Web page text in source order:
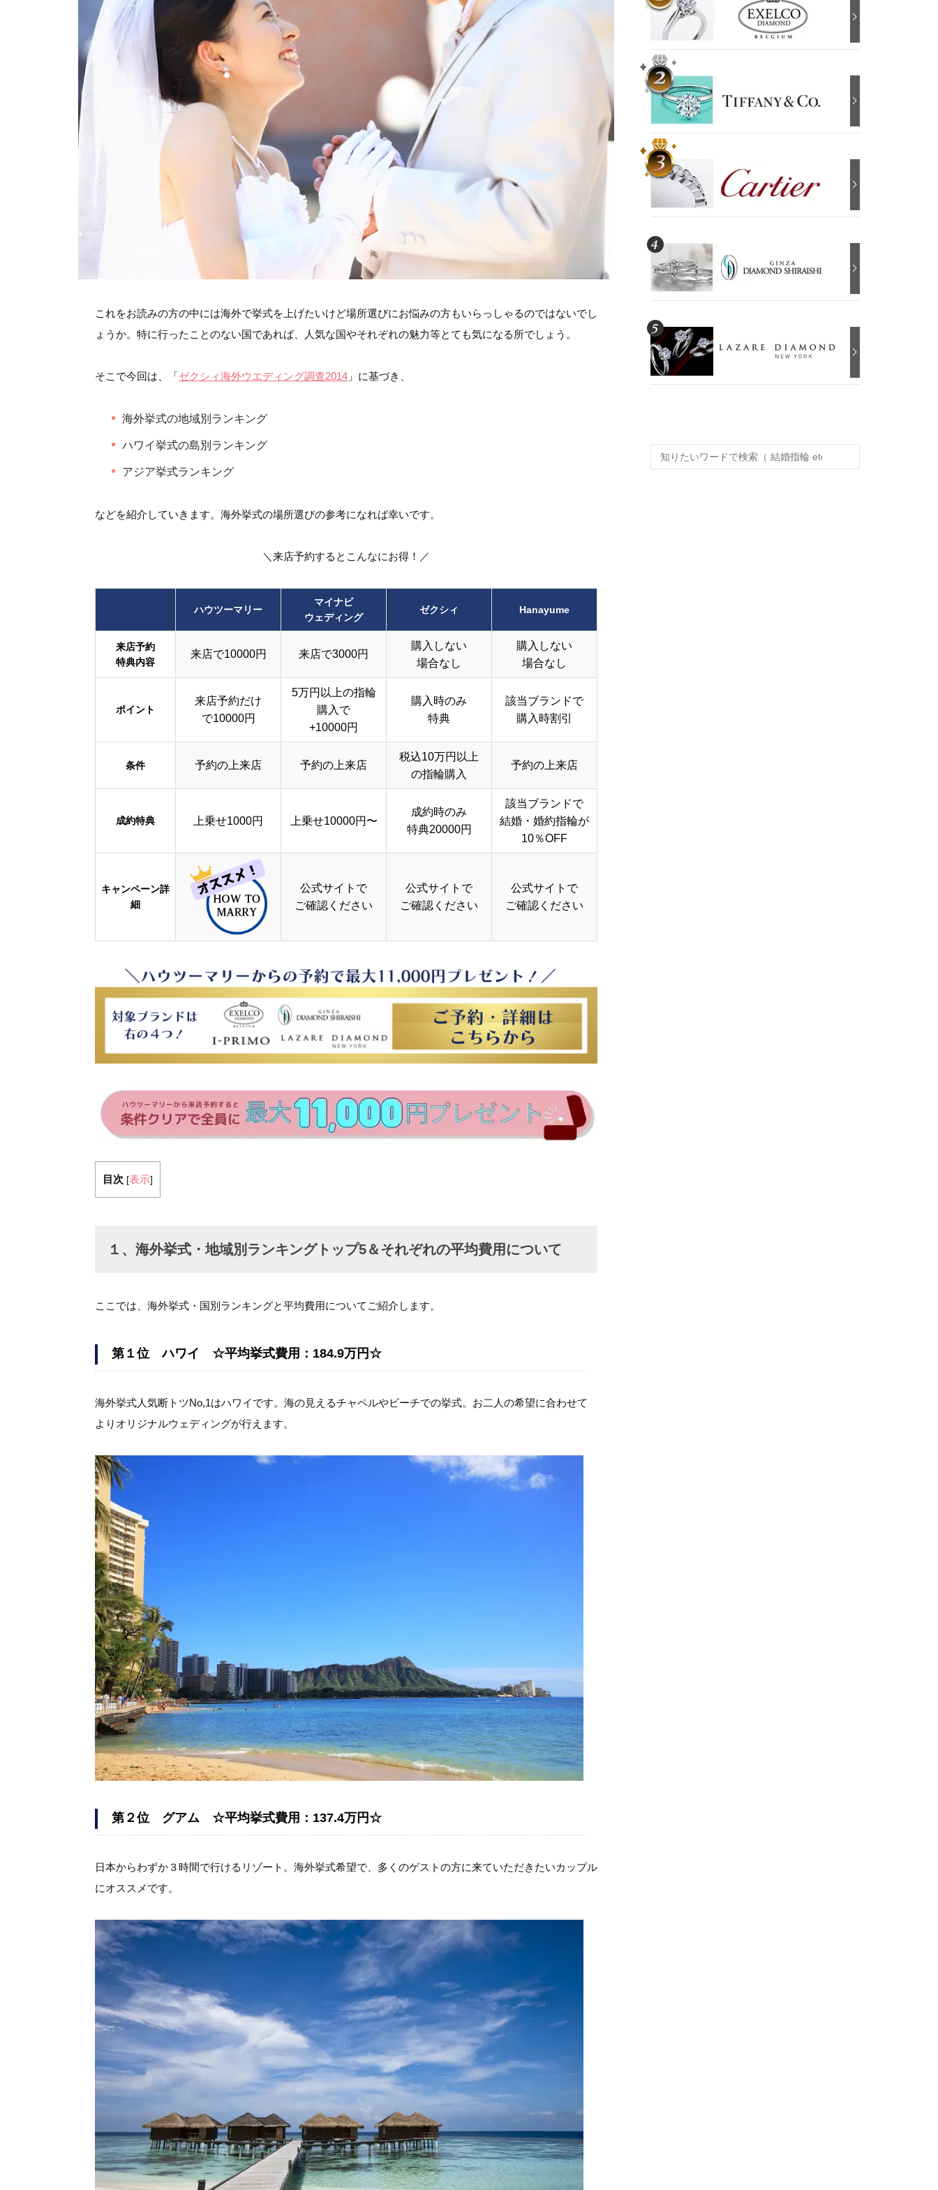
これをお読みの方の中には海外で挙式を上げたいけど場所選びにお悩みの方もいらっしゃるのではないでし
ょうか。特に行ったことのない国であれば、人気な国やそれぞれの魅力等とても気になる所でしょう。
そこで今回は、「ゼクシィ海外ウエディング調査2014 」に基づき、
海外挙式の地域別ランキング
ハワイ挙式の島別ランキング
アジア挙式ランキング
などを紹介していきます。海外挙式の場所選びの参考になれば幸いです。
＼来店予約するとこんなにお得！／
ハウツーマリー
マイナビ
ウェディング
ゼクシィ Hanayume
来店予約
特典内容
来店で10000円 来店で3000円
購入しない
場合なし
購入しない
場合なし
ポイント
来店予約だけ
で10000円
5万円以上の指輪
購入で
+10000円
購入時のみ
特典
該当ブランドで
購入時割引
条件 予約の上来店 予約の上来店
税込10万円以上
の指輪購入
予約の上来店
成約特典 上乗せ1000円 上乗せ10000円〜
成約時のみ
特典20000円
該当ブランドで
結婚・婚約指輪が
10％OFF
キャンペーン詳
細
公式サイトで
ご確認ください
公式サイトで
ご確認ください
公式サイトで
ご確認ください
目次 [表示]
１、海外挙式・地域別ランキングトップ5＆それぞれの平均費用について
ここでは、海外挙式・国別ランキングと平均費用についてご紹介します。
第１位 ハワイ ☆平均挙式費用：184.9万円☆
海外挙式人気断トツNo,1はハワイです。海の見えるチャペルやビーチでの挙式。お二人の希望に合わせて
よりオリジナルウェディングが行えます。
第２位 グアム ☆平均挙式費用：137.4万円☆
日本からわずか３時間で行けるリゾート。海外挙式希望で、多くのゲストの方に来ていただきたいカップル
にオススメです。